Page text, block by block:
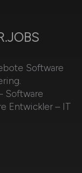
Software
Software
Entwickler – IT